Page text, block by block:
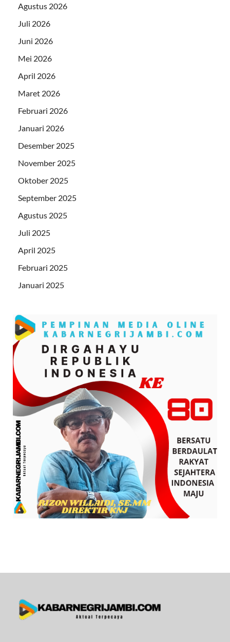
Agustus 2026
Juli 2026
Juni 2026
Mei 2026
April 2026
Maret 2026
Februari 2026
Januari 2026
Desember 2025
November 2025
Oktober 2025
September 2025
Agustus 2025
Juli 2025
April 2025
Februari 2025
Januari 2025